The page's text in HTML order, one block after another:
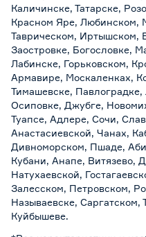
Каличинске, Татарске,
Красном Яре, Любинском,
Таврическом, Иртышском,
Заостровке, Богословке,
Лабинске, Горьковском,
Армавире, Москаленках,
Тимашевске,
Осиповке, Джубге,
Туапсе, Адлере, Сочи,
Анастасиевской, Чанах,
Дивноморском, Пшаде,
Кубани, Анапе, Витязево,
Натухаевской,
Залесском, Петровском,
Называевске,
Куйбышеве.